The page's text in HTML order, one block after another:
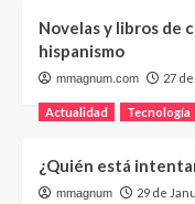
Novelas y libros de
hispanismo
mmagnum.com 27
Actualidad Tecnología
¿Quién está
mmagnum 29 de